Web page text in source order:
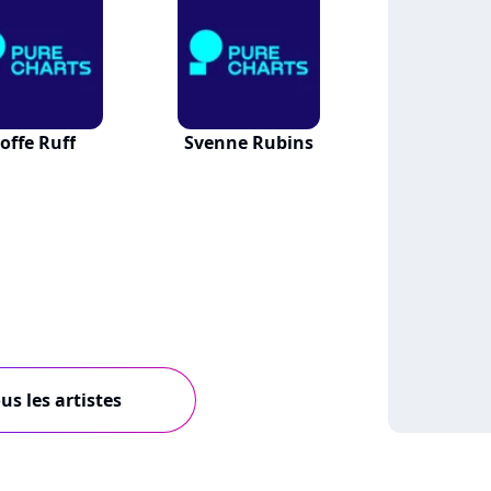
Ruff Svenne Rubins
les artistes